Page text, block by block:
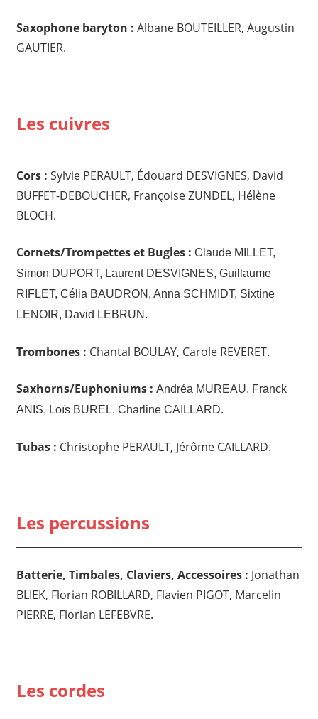
Saxophone baryton : Albane BOUTEILLER, Augustin
GAUTIER.
Les cuivres
Cors : Sylvie PERAULT, Édouard DESVIGNES, David
BUFFET-DEBOUCHER, Françoise ZUNDEL, Hélène
BLOCH.
Cornets/Trompettes et Bugles : Claude MILLET,
Simon DUPORT, Laurent DESVIGNES, Guillaume
RIFLET, Célia BAUDRON, Anna SCHMIDT, Sixtine
LENOIR, David LEBRUN.
Trombones : Chantal BOULAY, Carole REVERET.
Saxhorns/Euphoniums : Andréa MUREAU, Franck
ANIS, Loïs BUREL, Charline CAILLARD.
Tubas : Christophe PERAULT, Jérôme CAILLARD.
Les percussions
Batterie, Timbales, Claviers, Accessoires : Jonathan
BLIEK, Florian ROBILLARD, Flavien PIGOT, Marcelin
PIERRE, Florian LEFEBVRE.
Les cordes